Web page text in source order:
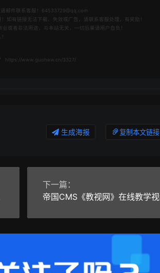
邮件联系客服！64533729@qq.com
如有链接无法下载、失效或广告，请联系客服处理，有奖励！
或者非法用途，与本站无关，一切后果请用户自负！
https://www.guohew.cn/3327/
生成海报 复制本文链接
下一篇：